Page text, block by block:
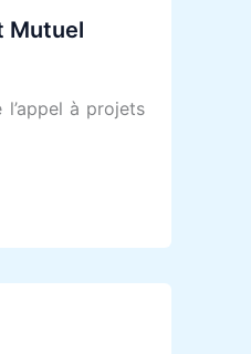
Mutuel
à projets